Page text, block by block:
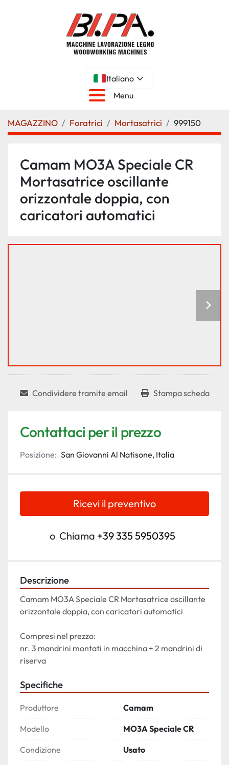
Italiano
Menu
MAGAZZINO Foratrici Mortasatrici 999150
Camam MO3A Speciale CR
Mortasatrice oscillante
orizzontale doppia, con
caricatori automatici
Condividere tramite email Stampa scheda
Contattaci per il prezzo
Posizione: San Giovanni Al Natisone, Italia
Ricevi il preventivo
o Chiama +39 335 5950395
Descrizione
Camam MO3A Speciale CR Mortasatrice oscillante
orizzontale doppia, con caricatori automatici
Compresi nel prezzo:
nr. 3 mandrini montati in macchina + 2 mandrini di
riserva
Specifiche
Produttore Camam
Modello MO3A Speciale CR
Condizione Usato